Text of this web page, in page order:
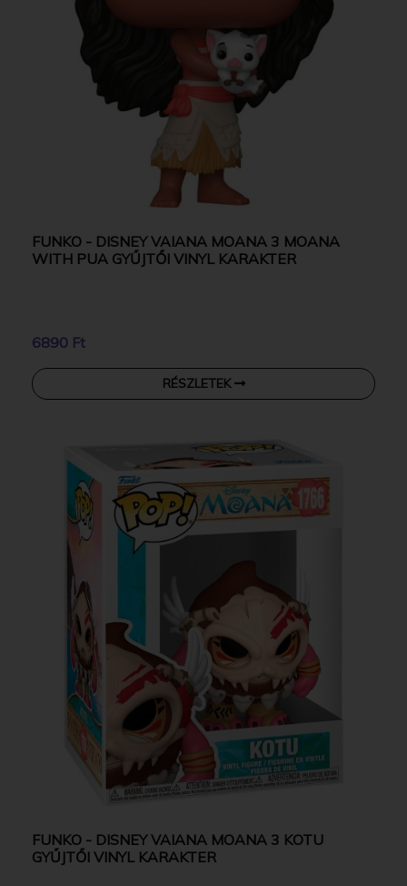
FUNKO - DISNEY VAIANA MOANA 3 MOANA
WITH PUA GYŰJTŐI VINYL KARAKTER
6890 Ft
RÉSZLETEK
FUNKO - DISNEY VAIANA MOANA 3 KOTU
GYŰJTŐI VINYL KARAKTER